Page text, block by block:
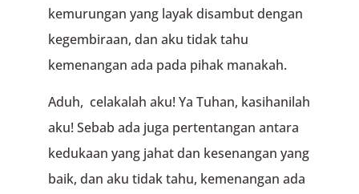
kemurungan yang layak disambut dengan
kegembiraan, dan aku tidak tahu
kemenangan ada pada pihak manakah.
Aduh, celakalah aku! Ya Tuhan, kasihanilah
aku! Sebab ada juga pertentangan antara
kedukaan yang jahat dan kesenangan yang
baik, dan aku tidak tahu, kemenangan ada